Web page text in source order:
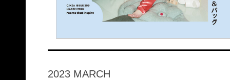
2023 MARCH